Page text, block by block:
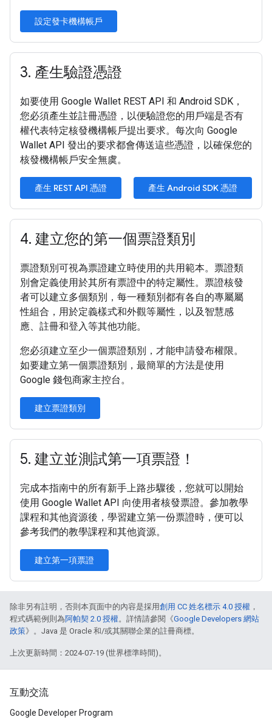
設定發卡機構帳戶
3. 產生驗證憑證
如要使用 Google Wallet REST API 和 Android SDK，
您必須產生並註冊憑證，以便驗證您的用戶端是否有
權代表特定核發機構帳戶提出要求。每次向 Google
Wallet API 發出的要求都會傳送這些憑證，以確保您的
核發機構帳戶安全無虞。
產生 REST API 憑證 產生 Android SDK 憑證
4. 建立您的第一個票證類別
票證類別可視為票證建立時使用的共用範本。票證類
別會定義使用於其所有票證中的特定屬性。票證核發
者可以建立多個類別，每一種類別都有各自的專屬屬
性組合，用於定義樣式和外觀等屬性，以及智慧感
應、註冊和登入等其他功能。
您必須建立至少一個票證類別，才能申請發布權限。
如要建立第一個票證類別，最簡單的方法是使用
Google 錢包商家主控台。
建立票證類別
5. 建立並測試第一項票證！
完成本指南中的所有新手上路步驟後，您就可以開始
使用 Google Wallet API 向使用者核發票證。參加教學
課程和其他資源後，學習建立第一份票證時，便可以
參考我們的教學課程和其他資源。
建立第一項票證
除非另有註明，否則本頁面中的內容是採用創用 CC 姓名標示 4.0 授權 ，
程式碼範例則為阿帕契 2.0 授權。詳情請參閱《Google Developers 網站
政策》。Java 是 Oracle 和/或其關聯企業的註冊商標。
上次更新時間：2024-07-19 (世界標準時間)。
互動交流
Google Developer Program